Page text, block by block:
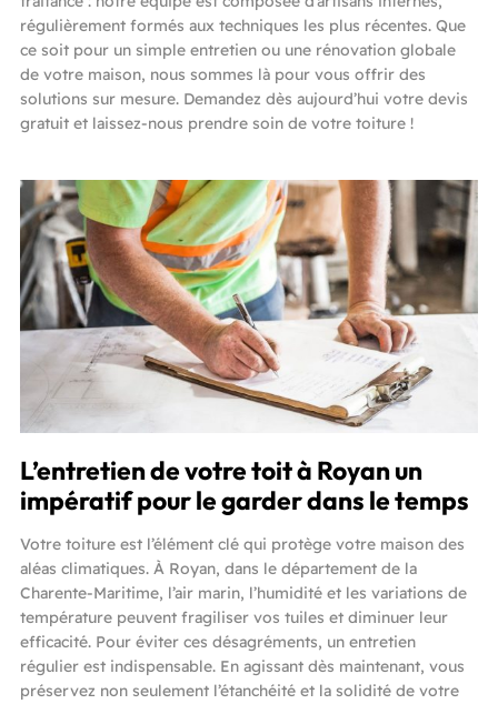
régulièrement formés aux techniques les plus récentes. Que
ce soit pour un simple entretien ou une rénovation globale
de votre maison, nous sommes là pour vous offrir des
solutions sur mesure. Demandez dès aujourd’hui votre devis
gratuit et laissez-nous prendre soin de votre toiture !
L’entretien de votre toit à Royan un
impératif pour le garder dans le temps
Votre toiture est l’élément clé qui protège votre maison des
aléas climatiques. À Royan, dans le département de la
Charente-Maritime, l’air marin, l’humidité et les variations de
température peuvent fragiliser vos tuiles et diminuer leur
efficacité. Pour éviter ces désagréments, un entretien
régulier est indispensable. En agissant dès maintenant, vous
préservez non seulement l’étanchéité et la solidité de votre